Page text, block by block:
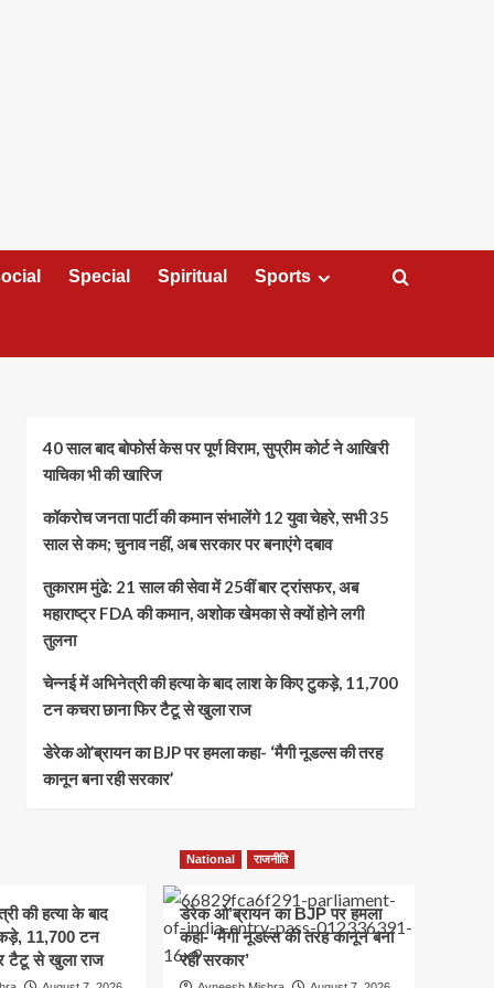
Special Spiritual Sports
40 साल बाद बोफोर्स केस पर पूर्ण विराम, सुप्रीम कोर्ट ने आखिरी
याचिका भी की खारिज
कॉकरोच जनता पार्टी की कमान संभालेंगे 12 युवा चेहरे, सभी 35
साल से कम; चुनाव नहीं, अब सरकार पर बनाएंगे दबाव
तुकाराम मुंढे: 21 साल की सेवा में 25वीं बार ट्रांसफर, अब
महाराष्ट्र FDA की कमान, अशोक खेमका से क्यों होने लगी
तुलना
चेन्नई में अभिनेत्री की हत्या के बाद लाश के किए टुकड़े, 11,700
टन कचरा छाना फिर टैटू से खुला राज
डेरेक ओ’ब्रायन का BJP पर हमला कहा- ‘मैगी नूडल्स की तरह
कानून बना रही सरकार’
की हत्या के बाद
11,700 टन
टैटू से खुला राज
National राजनीति
डेरेक ओ’ब्रायन का BJP पर हमला
कहा- ‘मैगी नूडल्स की तरह कानून बना
रही सरकार’